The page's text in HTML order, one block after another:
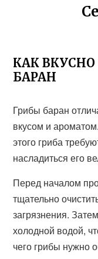
КАК
БАРАН
Грибы баран
вкусом и
этого гриба
насладиться его
Перед началом
тщательно
загрязнения.
холодной водой,
чего грибы нужно